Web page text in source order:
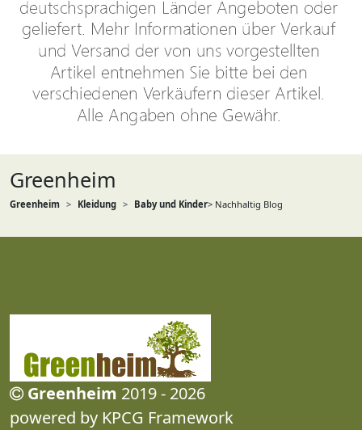
Greenheim
Greenheim Kleidung Baby und Kinder> Nachhaltig Blog
Greenheim 2019 - 2026
powered by KPCG Framework